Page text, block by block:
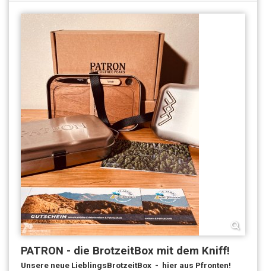
PATRON - die BrotzeitBox mit dem Kniff!
Unsere neue LieblingsBrotzeitBox - hier aus Pfronten!